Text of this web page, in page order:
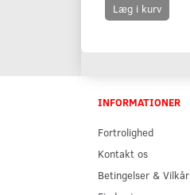
Læg i kurv
INFORMATIONER
Fortrolighed
Kontakt os
Betingelser & Vilkår